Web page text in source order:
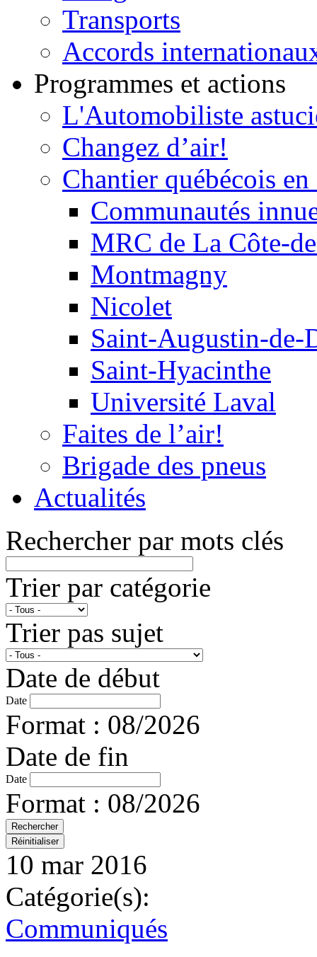
Transports
Accords
Programmes et actions
L'Automobiliste
Changez d’air!
Chantier québécois
Communautés
MRC de La Côte-
Montmagny
Nicolet
Saint-Augustin-de-
Saint-Hyacinthe
Université Laval
Faites de l’air!
Brigade des pneus
Actualités
Rechercher par mots clés
Trier par catégorie
Trier pas sujet
Date de début
Date
Format : 08/2026
Date de fin
Date
Format : 08/2026
10 mar 2016
Catégorie(s):
Communiqués